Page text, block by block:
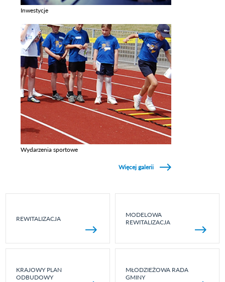
Inwestycje
Wydarzenia sportowe
Więcej galerii
REWITALIZACJA
MODELOWA
REWITALIZACJA
KRAJOWY PLAN
ODBUDOWY
MŁODZIEŻOWA RADA
GMINY